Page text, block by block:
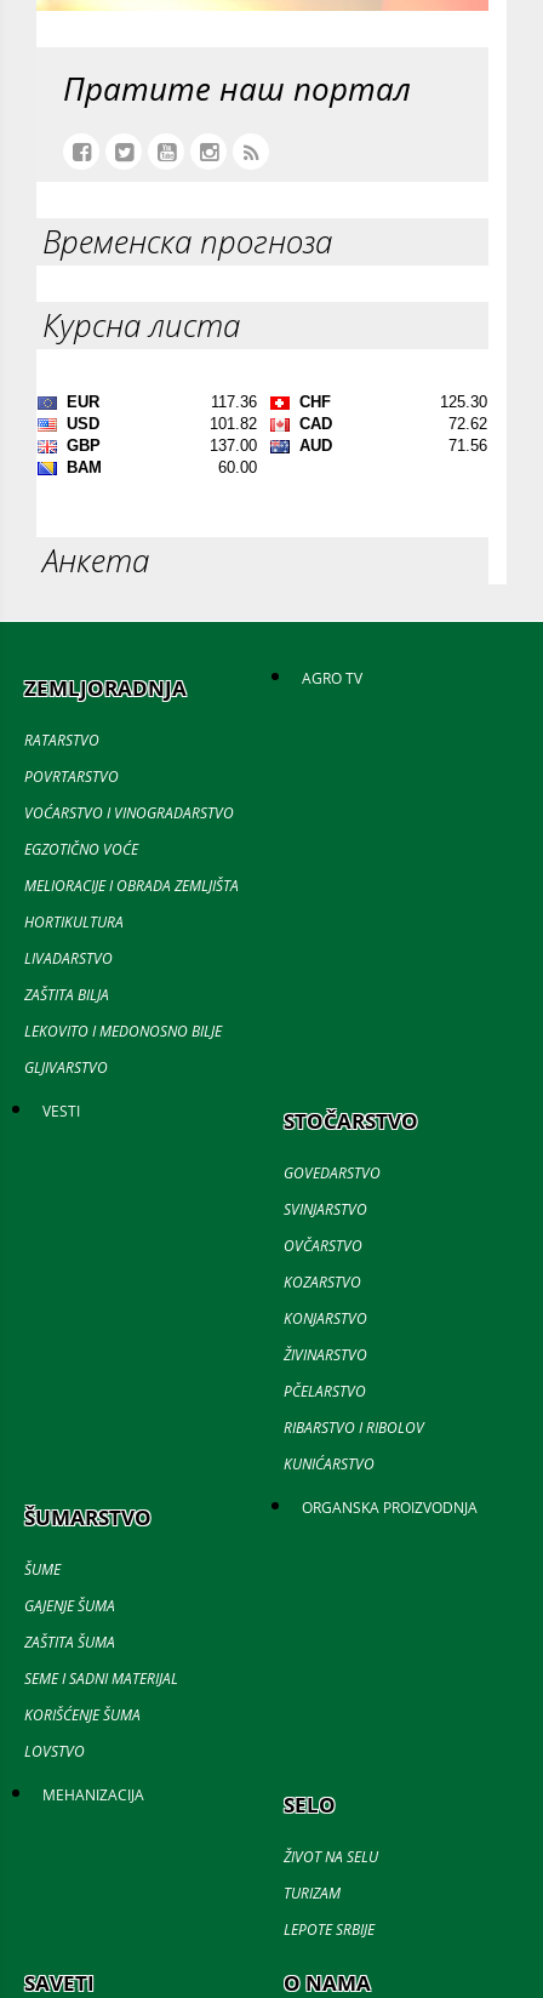
Пратите наш портал
Временска прогноза
Курсна листа
Анкета
ZEMLJORADNJA
RATARSTVO
POVRTARSTVO
VOĆARSTVO I VINOGRADARSTVO
EGZOTIČNO VOĆE
MELIORACIJE I OBRADA ZEMLJIŠTA
HORTIKULTURA
LIVADARSTVO
ZAŠTITA BILJA
LEKOVITO I MEDONOSNO BILJE
GLJIVARSTVO
AGRO TV
VESTI STOČARSTVO
GOVEDARSTVO
SVINJARSTVO
OVČARSTVO
KOZARSTVO
KONJARSTVO
ŽIVINARSTVO
PČELARSTVO
RIBARSTVO I RIBOLOV
KUNIĆARSTVO
ŠUMARSTVO
ŠUME
GAJENJE ŠUMA
ZAŠTITA ŠUMA
SEME I SADNI MATERIJAL
KORIŠĆENJE ŠUMA
LOVSTVO
ORGANSKA PROIZVODNJA
MEHANIZACIJA SELO
ŽIVOT NA SELU
TURIZAM
LEPOTE SRBIJE
SAVETI O NAMA